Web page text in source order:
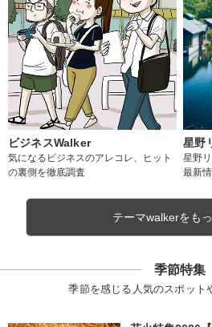
ビジネスWalker
気になるビジネスのアレコレ、ヒット
の裏側を徹底調査
星野
星野
最新
テーマwalkerをも
季節特集
季節を感じる人気のスポット